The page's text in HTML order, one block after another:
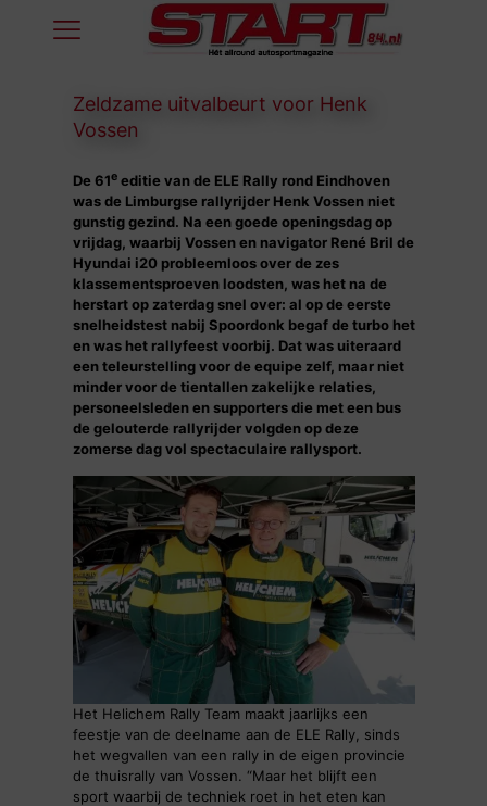
Zeldzame uitvalbeurt voor Henk
Vossen
De 61eeditie van de ELE Rally rond Eindhoven
was de Limburgse rallyrijder Henk Vossen niet
gunstig gezind. Na een goede openingsdag op
vrijdag, waarbij Vossen en navigator René Bril de
Hyundai i20 probleemloos over de zes
klassementsproeven loodsten, was het na de
herstart op zaterdag snel over: al op de eerste
snelheidstest nabij Spoordonk begaf de turbo het
en was het rallyfeest voorbij. Dat was uiteraard
een teleurstelling voor de equipe zelf, maar niet
minder voor de tientallen zakelijke relaties,
personeelsleden en supporters die met een bus
de gelouterde rallyrijder volgden op deze
zomerse dag vol spectaculaire rallysport.
Het Helichem Rally Team maakt jaarlijks een
feestje van de deelname aan de ELE Rally, sinds
het wegvallen van een rally in de eigen provincie
de thuisrally van Vossen. “Maar het blijft een
sport waarbij de techniek roet in het eten kan